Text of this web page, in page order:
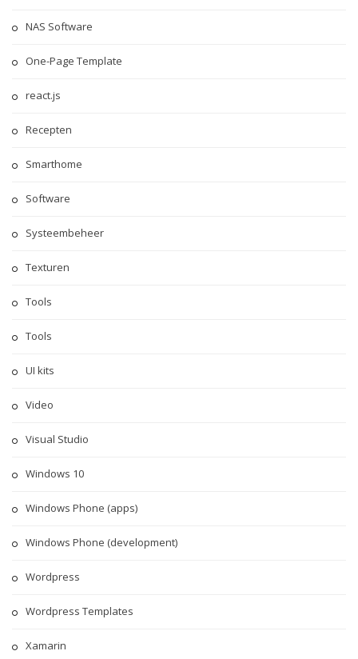
NAS Software
One-Page Template
react.js
Recepten
Smarthome
Software
Systeembeheer
Texturen
Tools
Tools
UI kits
Video
Visual Studio
Windows 10
Windows Phone (apps)
Windows Phone (development)
Wordpress
Wordpress Templates
Xamarin